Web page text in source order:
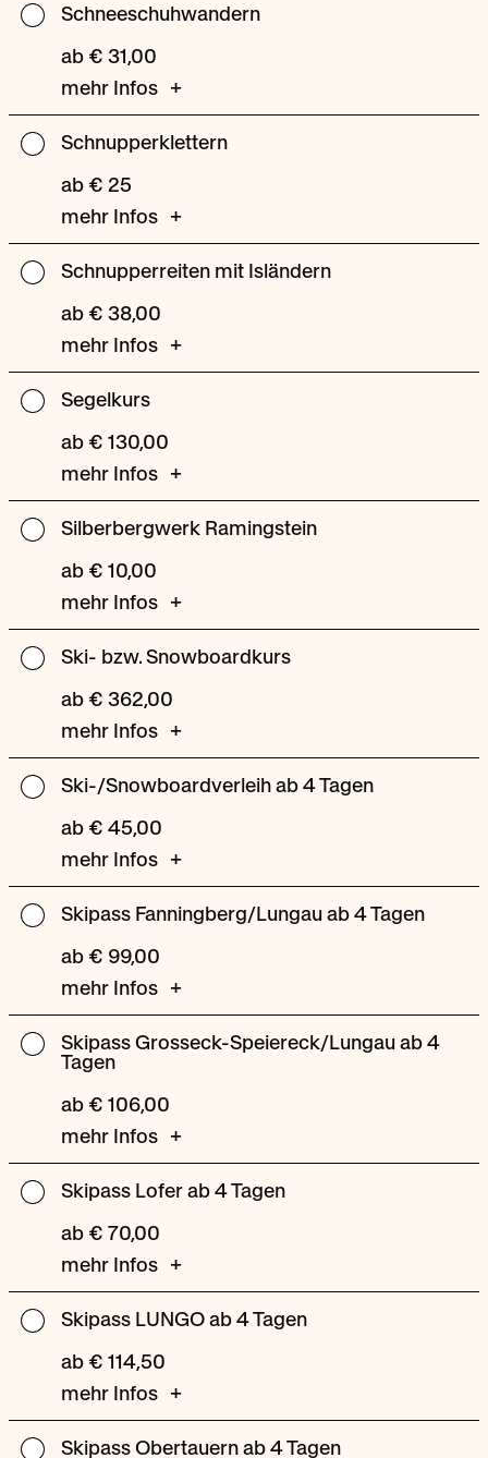
Schneeschuhwandern
Schneeschuhwandern
ab € 31,00
mehr Infos
Schnupperklettern
Schnupperklettern
ab € 25
mehr Infos
Schnupperreiten
mit
Isländern
Schnupperreiten mit Isländern
ab € 38,00
mehr Infos
Segelkurs
Segelkurs
ab € 130,00
mehr Infos
Silberbergwerk
Ramingstein
Silberbergwerk Ramingstein
ab € 10,00
mehr Infos
Ski-
bzw.
Snowboardkurs
Ski- bzw. Snowboardkurs
ab € 362,00
mehr Infos
Ski-/Snowboardverleih
ab
Tagen
Ski-/Snowboardverleih ab 4 Tagen
ab € 45,00
mehr Infos
Skipass
Fanningberg/Lungau
4
Skipass Fanningberg/Lungau ab 4 Tagen
ab € 99,00
mehr Infos
Skipass
Grosseck-
Speiereck/Lungau
ab
Tagen
Skipass Grosseck-Speiereck/Lungau ab 4
Tagen
ab € 106,00
mehr Infos
Skipass
Lofer
4
Skipass Lofer ab 4 Tagen
ab € 70,00
mehr Infos
Skipass
LUNGO
4
Skipass LUNGO ab 4 Tagen
ab € 114,50
mehr Infos
Skipass
Skipass Obertauern ab 4 Tagen